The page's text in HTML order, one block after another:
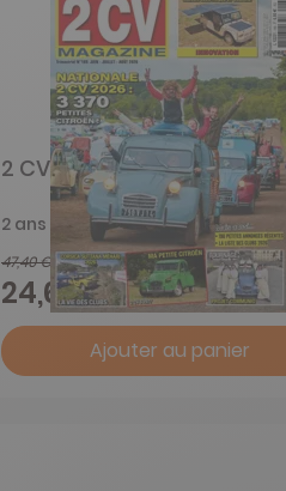
2 CV Magazine
2 ans
47,40 €
24,65 € -48%
Ajouter au panier